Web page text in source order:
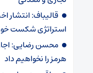
قالیباف: انتشار
استراتژی شکست
محسن رضایی:
هرمز را نخواهیم داد